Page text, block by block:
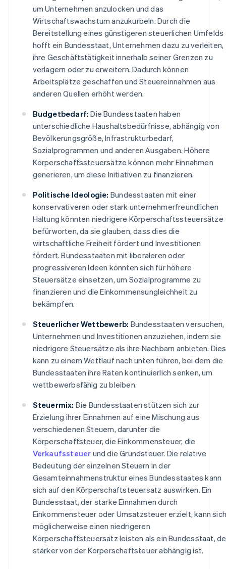
um Unternehmen anzulocken und das
Wirtschaftswachstum anzukurbeln. Durch die
Bereitstellung eines günstigeren steuerlichen Umfelds
hofft ein Bundesstaat, Unternehmen dazu zu verleiten,
ihre Geschäftstätigkeit innerhalb seiner Grenzen zu
verlagern oder zu erweitern. Dadurch können
Arbeitsplätze geschaffen und Steuereinnahmen aus
anderen Quellen erhöht werden.
Budgetbedarf: Die Bundesstaaten haben
unterschiedliche Haushaltsbedürfnisse, abhängig von
Bevölkerungsgröße, Infrastrukturbedarf,
Sozialprogrammen und anderen Ausgaben. Höhere
Körperschaftssteuersätze können mehr Einnahmen
generieren, um diese Initiativen zu finanzieren.
Politische Ideologie: Bundesstaaten mit einer
konservativeren oder stark unternehmerfreundlichen
Haltung könnten niedrigere Körperschaftssteuersätze
befürworten, da sie glauben, dass dies die
wirtschaftliche Freiheit fördert und Investitionen
fördert. Bundesstaaten mit liberaleren oder
progressiveren Ideen könnten sich für höhere
Steuersätze einsetzen, um Sozialprogramme zu
finanzieren und die Einkommensungleichheit zu
bekämpfen.
Steuerlicher Wettbewerb: Bundesstaaten versuchen,
Unternehmen und Investitionen anzuziehen, indem sie
niedrigere Steuersätze als ihre Nachbarn anbieten. Dies
kann zu einem Wettlauf nach unten führen, bei dem die
Bundesstaaten ihre Raten kontinuierlich senken, um
wettbewerbsfähig zu bleiben.
Steuermix: Die Bundesstaaten stützen sich zur
Erzielung ihrer Einnahmen auf eine Mischung aus
verschiedenen Steuern, darunter die
Körperschaftsteuer, die Einkommensteuer, die
Verkaufssteuer und die Grundsteuer. Die relative
Bedeutung der einzelnen Steuern in der
Gesamteinnahmenstruktur eines Bundesstaates kann
sich auf den Körperschaftsteuersatz auswirken. Ein
Bundesstaat, der starke Einnahmen durch
Einkommensteuer oder Umsatzsteuer erzielt, kann sich
möglicherweise einen niedrigeren
Körperschaftsteuersatz leisten als ein Bundesstaat,
stärker von der Körperschaftsteuer abhängig ist.